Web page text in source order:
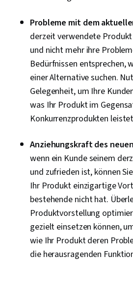
Probleme mit dem
derzeit verwendete
und nicht mehr ihre
Bedürfnissen entsprechen,
einer Alternative suchen.
Gelegenheit, um Ihre
was Ihr Produkt im
Konkurrenzprodukten
Anziehungskraft des
wenn ein Kunde seinem
und zufrieden ist, können
Ihr Produkt einzigartige
bestehende nicht hat.
Produktvorstellung
gezielt einsetzen können,
wie Ihr Produkt deren
die herausragenden